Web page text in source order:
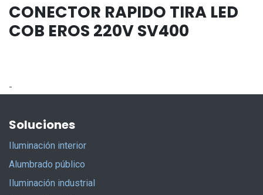
CONECTOR RAPIDO TIRA LED
COB EROS 220V SV400
-
Soluciones
Iluminación interior
Alumbrado público
Iluminación industrial